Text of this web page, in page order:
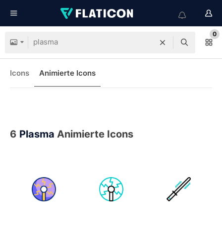
0
Icons Animierte Icons
6 Plasma Animierte Icons